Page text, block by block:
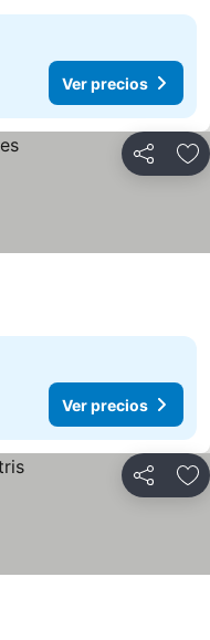
Ver precios
Compartir
Ver precios
Compartir